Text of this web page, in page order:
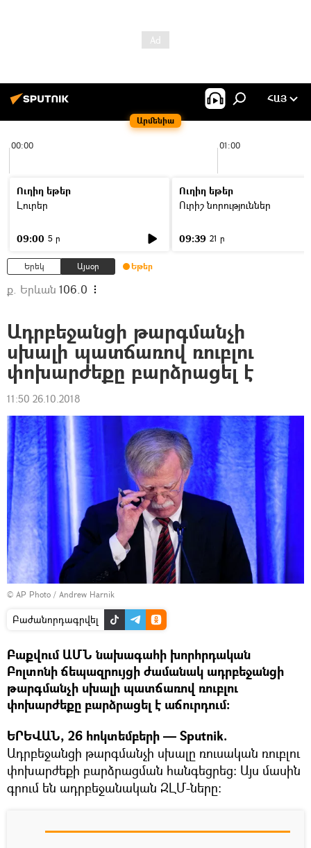
Արմենիա
ՀԱՅ
00:00 01:00
Ուղիղ եթեր
Լուրեր
09:00 5 ր
Ուղիղ եթեր
Ուրիշ նորություններ
09:39 21 ր
Երեկ Այսօր Եթեր
ք. Երևան 106.0
Ադրբեջանցի թարգմանչի
սխալի պատճառով ռուբլու
փոխարժեքը բարձրացել է
11:50 26.10.2018
© AP Photo / Andrew Harnik
Բաժանորդագրվել
Բաքվում ԱՄՆ նախագահի խորհրդական
Բոլտոնի ճեպազրույցի ժամանակ ադրբեջանցի
թարգմանչի սխալի պատճառով ռուբլու
փոխարժեքը բարձրացել է աճուրդում։
ԵՐԵՎԱՆ, 26 հոկտեմբերի — Sputnik.
Ադրբեջանցի թարգմանչի սխալը ռուսական ռուբլու
փոխարժեքի բարձրացման հանգեցրեց։ Այս մասին
գրում են ադրբեջանական ԶԼՄ-ները։